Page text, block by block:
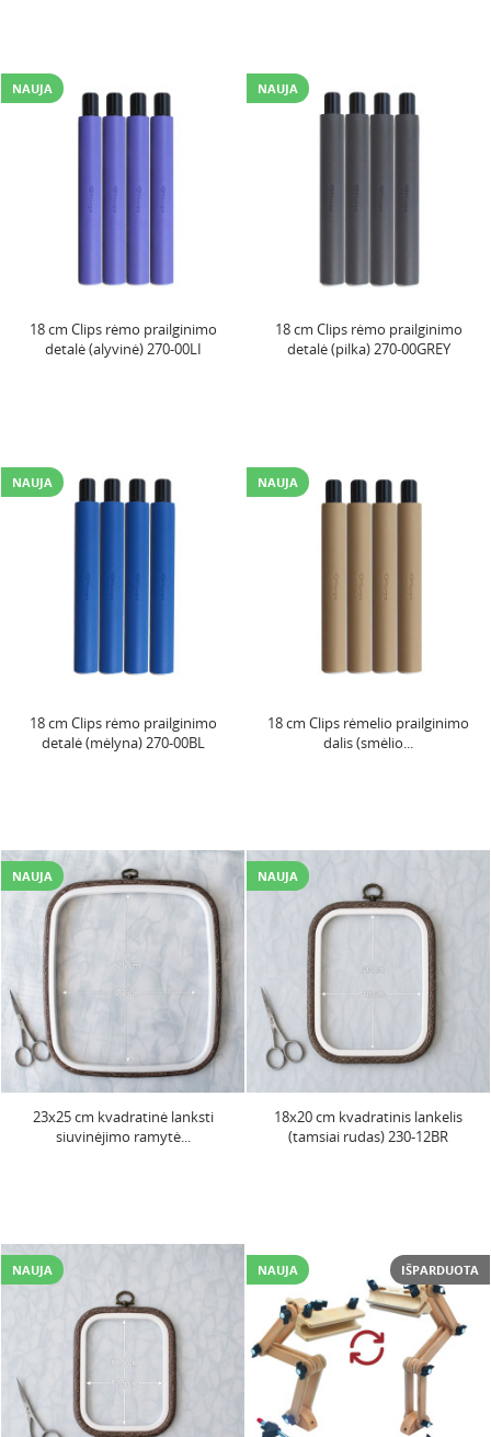
NAUJA
18 cm Clips rėmo prailginimo
detalė (alyvinė) 270-00LI
NAUJA
18 cm Clips rėmo prailginimo
detalė (pilka) 270-00GREY
NAUJA
18 cm Clips rėmo prailginimo
detalė (mėlyna) 270-00BL
NAUJA
18 cm Clips rėmelio prailginimo
dalis (smėlio...
NAUJA
23x25 cm kvadratinė lanksti
siuvinėjimo ramytė...
NAUJA
18x20 cm kvadratinis lankelis
(tamsiai rudas) 230-12BR
NAUJA NAUJA IŠPARDUOTA